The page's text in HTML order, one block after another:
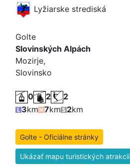
Lyžiarske strediská
Golte
Slovinských Alpách
Mozirje,
Slovinsko
0 2
2
3km 7km 2km
Golte - Oficiálne stránky
Ukázať mapu turistických atrakcií